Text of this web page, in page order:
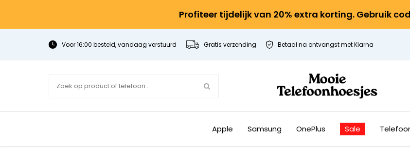
Profiteer tijdelijk van 20% extra korting. Gebruik
Voor 16:00 besteld, vandaag verstuurd Gratis verzending Betaal na ontvangst met Klarna
Apple Samsung OnePlus Sale